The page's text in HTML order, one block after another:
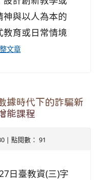
與以人為本的
育或日常情境
文章
據時代下的詐騙新
能課程
| 點閱數： 91
日臺教資(三)字